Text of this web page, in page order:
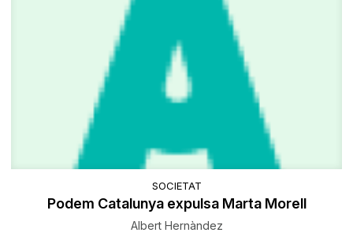
SOCIETAT
Podem Catalunya expulsa Marta Morell
Albert Hernàndez